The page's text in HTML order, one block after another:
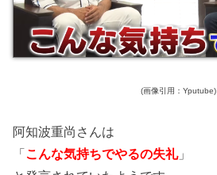
(画像引用：Yputube)
阿知波重尚さんは
「 こんな気持ちでやるの失礼」